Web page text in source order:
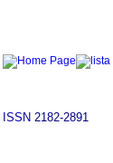
ISSN 2182-2891